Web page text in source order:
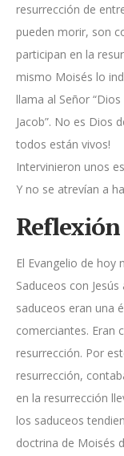
resurrección de
pueden morir, son
participan en la
mismo Moisés lo
llama al Señor
Jacob”. No es Dios
todos están vivos!
Intervinieron unos
Y no se atrevían a
Reflexión
El Evangelio de
Saduceos con
saduceos eran una
comerciantes. Eran
resurrección. Por
resurrección,
en la resurrección
los saduceos
doctrina de Moisés